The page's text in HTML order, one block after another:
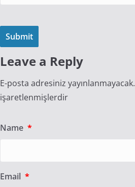
Leave a Reply
E-posta adresiniz yayınlanmayacak.
işaretlenmişlerdir
Name *
Email *